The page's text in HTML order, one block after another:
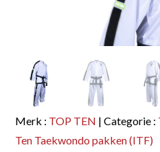
Merk : TOP TEN | Categorie :
Ten Taekwondo pakken (ITF)